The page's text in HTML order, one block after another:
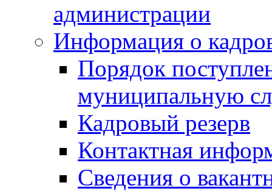
администрации
Информация о
Порядок
муниципальную
Кадровый резерв
Контактная
Сведения о